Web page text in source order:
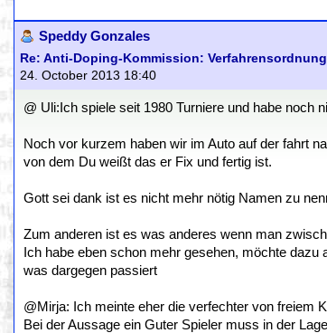
Speddy Gonzales
Re: Anti-Doping-Kommission: Verfahrensordnung
24. October 2013 18:40
@ Uli:Ich spiele seit 1980 Turniere und habe noch
Noch vor kurzem haben wir im Auto auf der fahrt
von dem Du weißt das er Fix und fertig ist.
Gott sei dank ist es nicht mehr nötig Namen zu
Zum anderen ist es was anderes wenn man
Ich habe eben schon mehr gesehen, möchte
was dargegen passiert
@Mirja: Ich meinte eher die verfechter von freiem
Bei der Aussage ein Guter Spieler muss in der